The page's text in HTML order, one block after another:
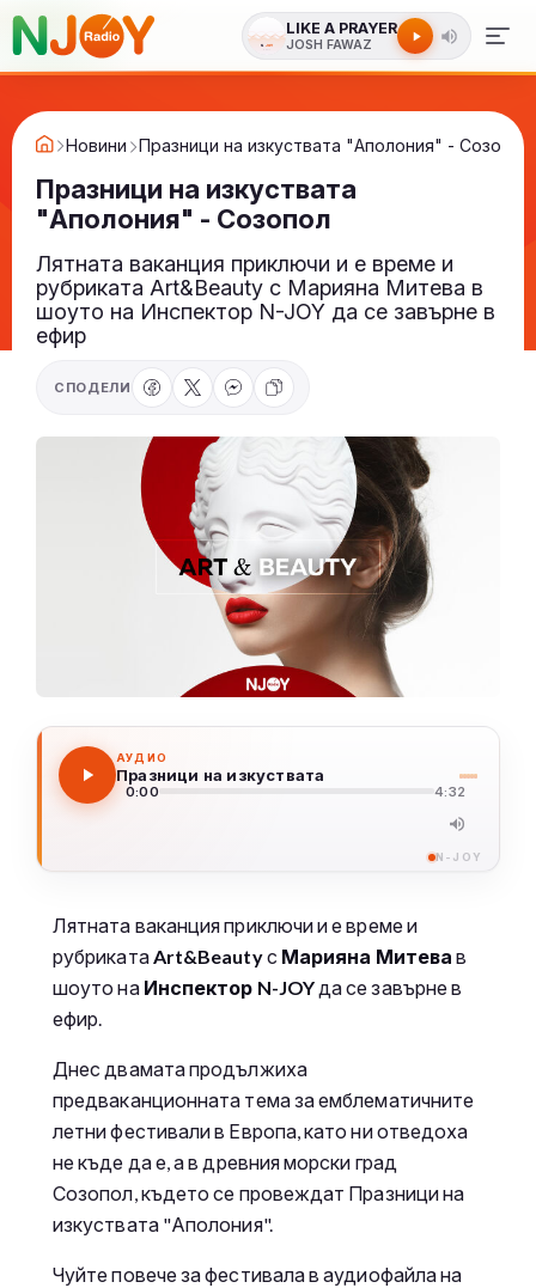
LIKE A PRAYER
JOSH FAWAZ
Новини Празници на изкуствата "Аполония" - Созопол
Празници на изкуствата
"Аполония" - Созопол
Лятната ваканция приключи и е време и
рубриката Art&Beauty с Марияна Митева в
шоуто на Инспектор N-JOY да се завърне в
ефир
СПОДЕЛИ
АУДИО
Празници на изкуствата
0:00 4:32
N-JOY
Лятната ваканция приключи и е време и
рубрикатаArt&Beautyс Марияна Митева в
шоуто на Инспектор N-JOYда се завърне в
ефир.
Днес двамата продължиха
предваканционната тема за емблематичните
летни фестивали в Европа, като ни отведоха
не къде да е, а в древния морски град
Созопол, където се провеждат Празници на
изкуствата "Аполония".
Чуйте повече за фестивала в аудиофайла на